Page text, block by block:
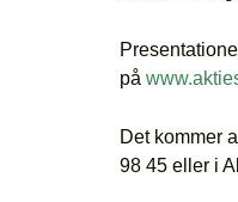
på
Det kommer
98 45 eller i